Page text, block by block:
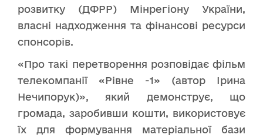
розвитку (ДФРР) Мінрегіону України,
власні надходження та фінансові ресурси
спонсорів.
«Про такі перетворення розповідає фільм
телекомпанії «Рівне -1» (автор Ірина
Нечипорук)», який демонструє, що
громада, заробивши кошти, використовує
їх для формування матеріальної бази